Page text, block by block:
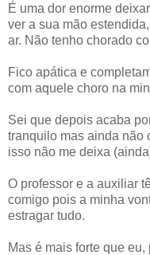
É uma dor enorme
ver a sua mão
ar. Não tenho chorado
Fico apática e
com aquele choro na
Sei que depois acaba
tranquilo mas ainda não
isso não me deixa
O professor e a auxiliar
comigo pois a minha
estragar tudo.
Mas é mais forte que